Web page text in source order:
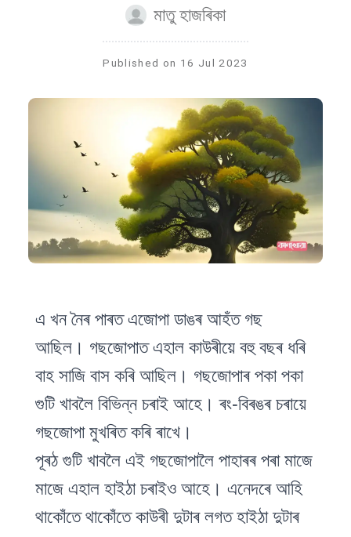
মাতু হাজৰিকা
Published on 16 Jul 2023
এ খন নৈৰ পাৰত এজোপা ডাঙৰ আহঁত গছ
আছিল। গছজোপাত এহাল কাউৰীয়ে বহু বছৰ ধৰি
বাহ সাজি বাস কৰি আছিল। গছজোপাৰ পকা পকা
গুটি খাবলৈ বিভিন্ন চৰাই আহে। ৰং-বিৰঙৰ চৰায়ে
গছজোপা মুখৰিত কৰি ৰাখে।
পূৰঠ গুটি খাবলৈ এই গছজোপালৈ পাহাৰৰ পৰা মাজে
মাজে এহাল হাইঠা চৰাইও আহে। এনেদৰে আহি
থাকোঁতে থাকোঁতে কাউৰী দুটাৰ লগত হাইঠা দুটাৰ